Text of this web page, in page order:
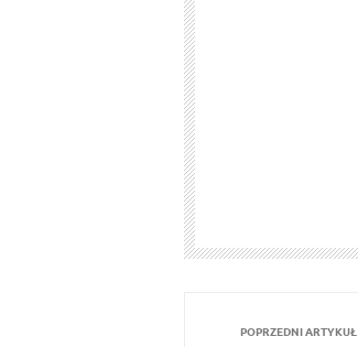
POPRZEDNI ARTYKUŁ